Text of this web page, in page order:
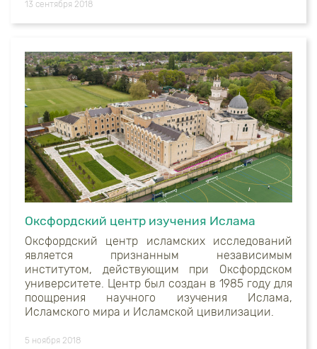
13 сентября 2018
Оксфордский центр изучения Ислама
Оксфордский центр исламских исследований
является признанным независимым
институтом, действующим при Оксфордском
университете. Центр был создан в 1985 году для
поощрения научного изучения Ислама,
Исламского мира и Исламской цивилизации.
5 ноября 2018